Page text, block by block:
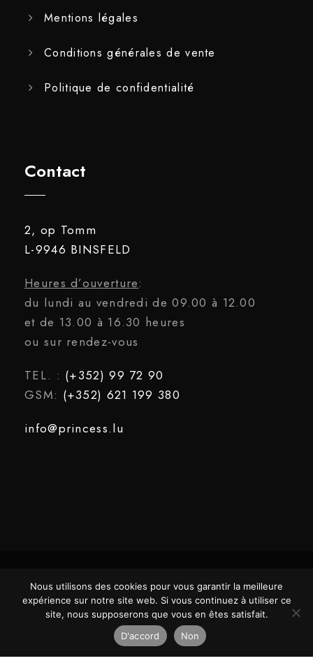
Mentions légales
Conditions générales de vente
Politique de confidentialité
Contact
2, op Tomm
L-9946 BINSFELD
Heures d’ouverture:
du lundi au vendredi de 09.00 à 12.00
et de 13.00 à 16.30 heures
ou sur rendez-vous
TEL. : (+352) 99 72 90
GSM: (+352) 621 199 380
info@princess.lu
COPYRIGHT ©2025 PRINCESS. TOUS
DROITS RÉSERVÉS.
DESIGNED
Nous utilisons des cookies pour vous garantir la meilleure
expérience sur notre site web. Si vous continuez à utiliser ce
site, nous supposerons que vous en êtes satisfait.
D'accord
Non